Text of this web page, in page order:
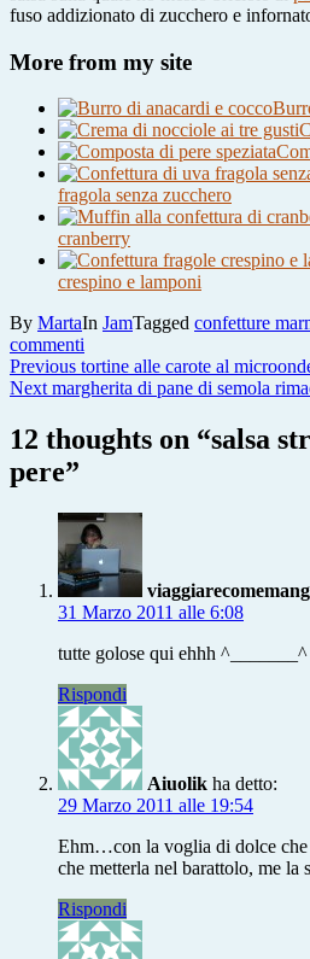
fuso addizionato di zucchero e
More from my site
fragola senza zucchero
cranberry
crespino e lamponi
By MartaIn JamTagged confetture
commenti
salsa
strudelina
pere
Navigazione
articoli
Previous Previous
post:
tortine alle carote al
Next Next
margherita di pane di semola
12 thoughts on “salsa
pere”
31 Marzo 2011 alle 6:08
tutte golose qui ehhh
Rispondi
Aiuolik ha detto:
29 Marzo 2011 alle 19:54
Ehm…con la voglia di dolce che
che metterla nel barattolo, me la
Rispondi